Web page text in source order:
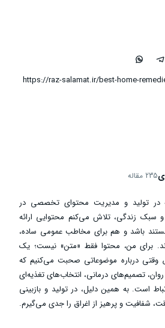
235 مقاله
تجربه در تولید و مدیریت محتوای تخصصی در
سبک زندگی، تلاش می‌کنم محتوایی ارائه
باشد و هم برای مخاطب عمومی ساده،
برای من، محتوا فقط «متن» نیست؛ یک
درباره موضوعاتی صحبت می‌کنیم که
تصمیم‌های درمانی، انتخاب‌های تغذیه‌ای
است. به همین دلیل، در تولید و بازبینی
شفافیت و پرهیز از اغراق را جدی می‌گیرم.